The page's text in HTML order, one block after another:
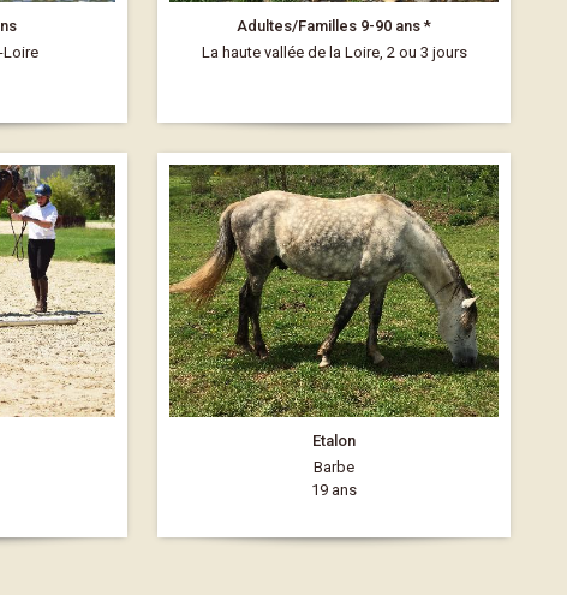
Loire
Adultes/Familles 9-90 ans *
La haute vallée de la Loire, 2 ou 3 jours
Etalon
Barbe
19 ans